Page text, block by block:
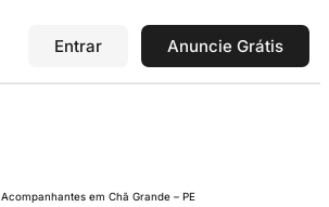
Entrar Anuncie Grátis
Acompanhantes em Chã Grande – PE